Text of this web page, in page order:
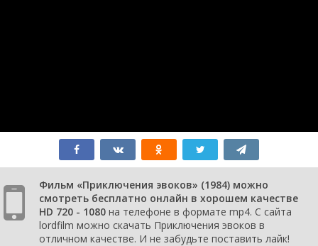
Фильм «Приключения эвоков» (1984) можно
смотреть бесплатно онлайн в хорошем качестве
HD 720 - 1080 на телефоне в формате mp4. С сайта
lordfilm можно скачать Приключения эвоков в
отличном качестве. И не забудьте поставить лайк!